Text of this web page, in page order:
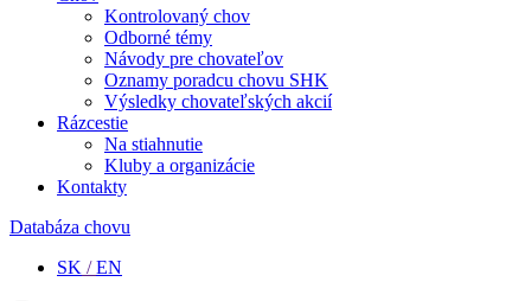
Kontrolovaný chov
Odborné témy
Návody pre chovateľov
Oznamy poradcu chovu SHK
Výsledky chovateľských akcií
Rázcestie
Na stiahnutie
Kluby a organizácie
Kontakty
Databáza chovu
SK /EN